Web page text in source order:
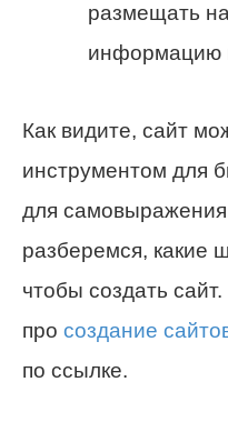
размещать
информацию
Как видите, сайт
инструментом для
для
разберемся, какие
чтобы создать
про создание
по ссылке.